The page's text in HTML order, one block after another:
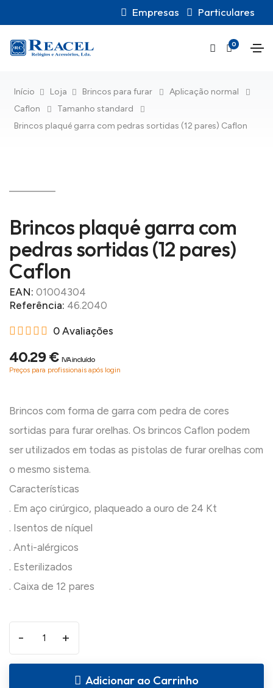
Empresas Particulares
0
Início Loja Brincos para furar
Aplicação normal
Caflon
Tamanho standard
Brincos plaqué garra com pedras sortidas (12 pares) Caflon
Brincos plaqué garra com
pedras sortidas (12 pares)
Caflon
EAN: 01004304
Referência: 46.2040
0 Avaliações
40.29 € IVA incluído
Preços para profissionais após login
Brincos com forma de garra com pedra de cores
sortidas para furar orelhas. Os brincos Caflon podem
ser utilizados em todas as pistolas de furar orelhas com
o mesmo sistema.
Características
. Em aço cirúrgico, plaqueado a ouro de 24 Kt
. Isentos de níquel
. Anti-alérgicos
. Esterilizados
- +
Adicionar ao Carrinho